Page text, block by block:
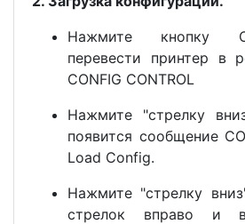
Нажмите кнопку
перевести принтер в
CONFIG CONTROL
Нажмите "стрелку
появится сообщение
Load Config.
Нажмите "стрелку
стрелок вправо и